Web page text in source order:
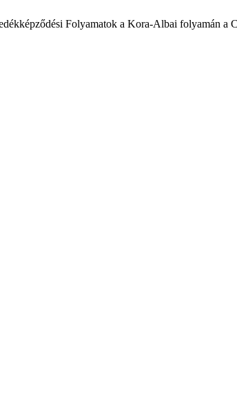
Folyamatok a Kora-Albai folyamán a